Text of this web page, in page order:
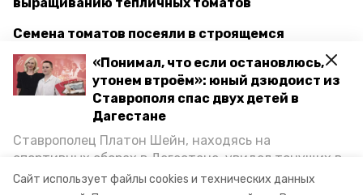
Сайт использует файлы cookies и технических данных
«Понимал, что если остановлюсь,
утонем втроём»: юный дзюдоист из
Ставрополя спас двух детей в
Дагестане
Ставрополец Платон Шейн, находясь на
спортивных сборах в Дегестане, увидел тонущих в
Каспийском море детей и бросился на помощь. По
Семена томатов посеяли в строящемся
тепличном комплексе на Ставрополье
Хороший урожай позитивно влияет на
продуктовые цены в ставропольских магазинах
ставропольский край минсельхоз ск
тепличные овощи